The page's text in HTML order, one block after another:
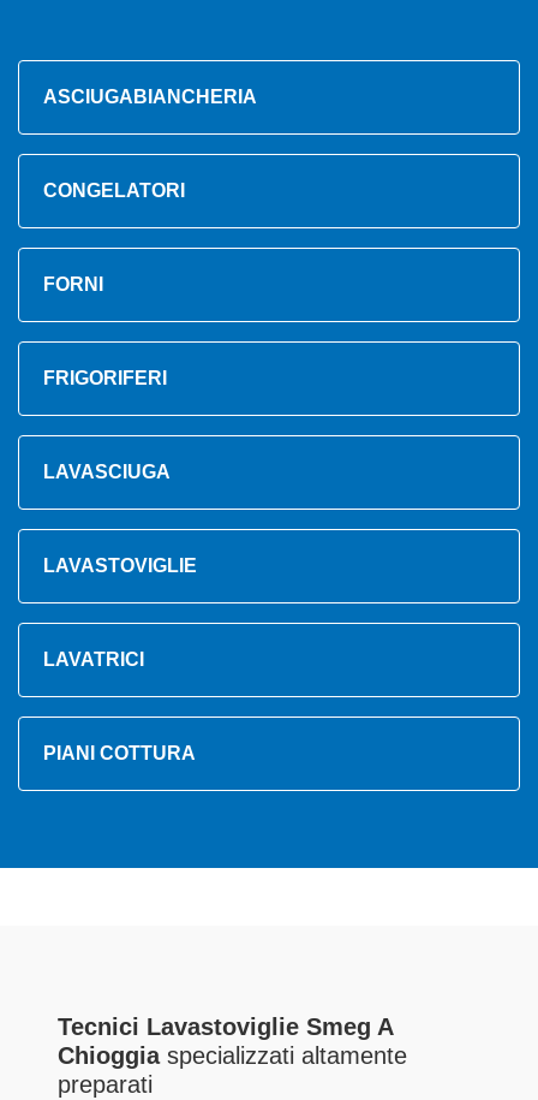
ASCIUGABIANCHERIA
CONGELATORI
FORNI
FRIGORIFERI
LAVASCIUGA
LAVASTOVIGLIE
LAVATRICI
PIANI COTTURA
Tecnici Lavastoviglie Smeg A
Chioggiaspecializzati altamente
preparati